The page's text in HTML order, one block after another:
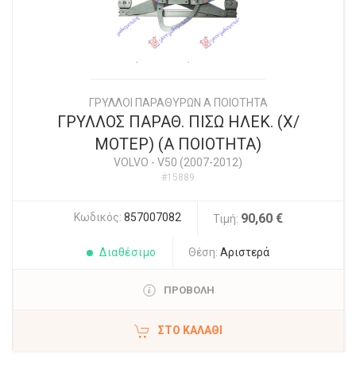
ΓΡΥΛΛΟΙ ΠΑΡΑΘΥΡΩΝ Α ΠΟΙΟΤΗΤΑ
ΓΡΥΛΛΟΣ ΠΑΡΑΘ. ΠΙΣΩ ΗΛΕΚ. (Χ/
ΜΟΤΕΡ) (Α ΠΟΙΟΤΗΤΑ)
VOLVO - V50 (2007-2012)
#15889
Κωδικός: 857007082 Τιμή: 90,60 €
Διαθέσιμο Θέση: Αριστερά
ΠΡΟΒΟΛΗ
ΣΤΟ ΚΑΛΆΘΙ